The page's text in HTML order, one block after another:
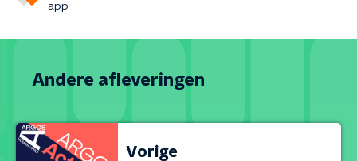
app
Andere afleveringen
Vorige